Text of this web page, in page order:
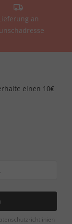
an
einen 10€